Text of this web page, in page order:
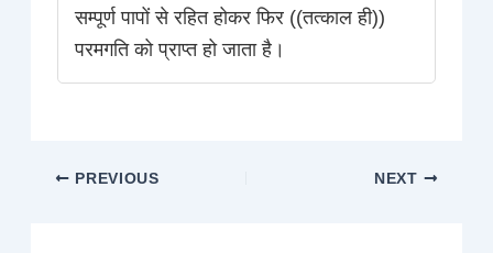
सम्पूर्ण पापों से रहित होकर फिर ((तत्काल ही))
परमगति को प्राप्त हो जाता है।
PREVIOUS NEXT